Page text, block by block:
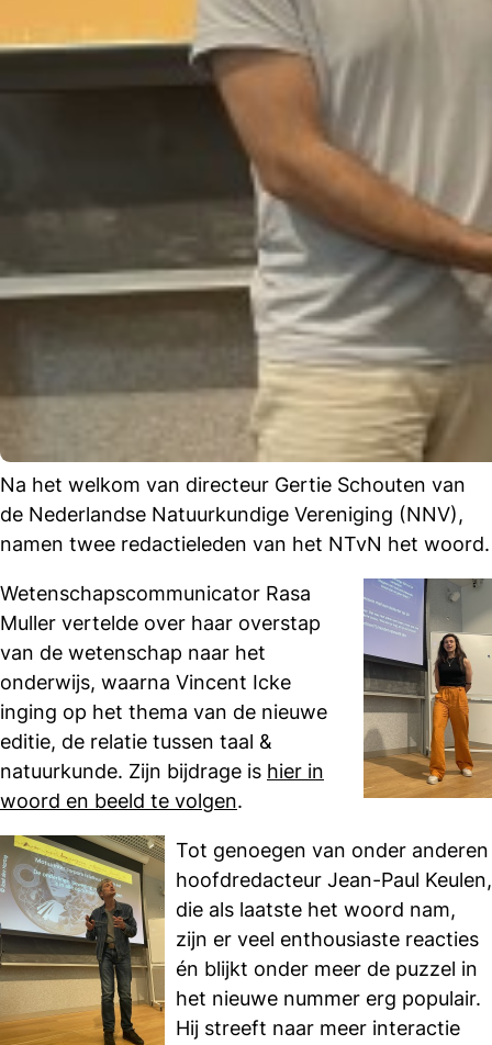
Na het welkom van directeur Gertie Schouten van
de Nederlandse Natuurkundige Vereniging (NNV),
namen twee redactieleden van het NTvN het woord.
Wetenschapscommunicator Rasa
Muller vertelde over haar overstap
van de wetenschap naar het
onderwijs, waarna Vincent Icke
inging op het thema van de nieuwe
editie, de relatie tussen taal &
natuurkunde. Zijn bijdrage is hier in
woord en beeld te volgen.
Tot genoegen van onder anderen
hoofdredacteur Jean-Paul Keulen,
die als laatste het woord nam,
zijn er veel enthousiaste reacties
én blijkt onder meer de puzzel in
het nieuwe nummer erg populair.
Hij streeft naar meer interactie